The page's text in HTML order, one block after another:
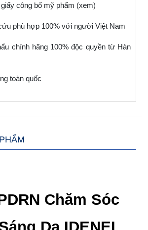
công bố mỹ phẩm (xem)
phù hợp 100% với người Việt Nam
chính hãng 100% độc quyền từ Hàn
toàn quốc
Chăm Sóc
Da IDENEL